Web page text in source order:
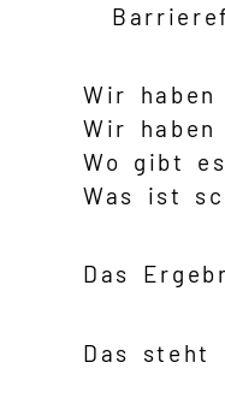
Wir
Wir haben
Wo gibt
Was ist
Das
Das steht